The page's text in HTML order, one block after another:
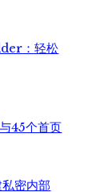
：轻松
45个首页
密内部